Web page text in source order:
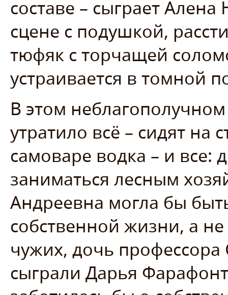
составе – сыграет
сцене с подушкой,
тюфяк с торчащей
устраивается в томной
В этом
утратило всё – сидят на
самоваре водка – и все:
заниматься лесным
Андреевна могла бы
собственной жизни, а
чужих, дочь профессора
сыграли Дарья